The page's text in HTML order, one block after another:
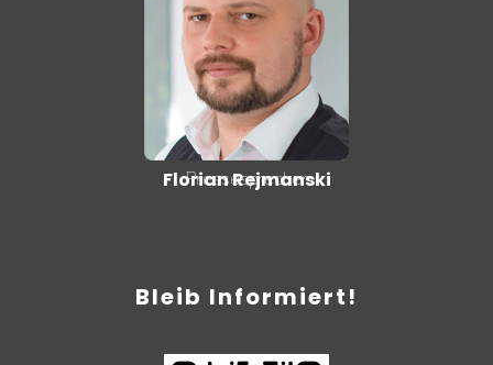
Florian Rejmanski
Pressesprecher
Bleib Informiert!